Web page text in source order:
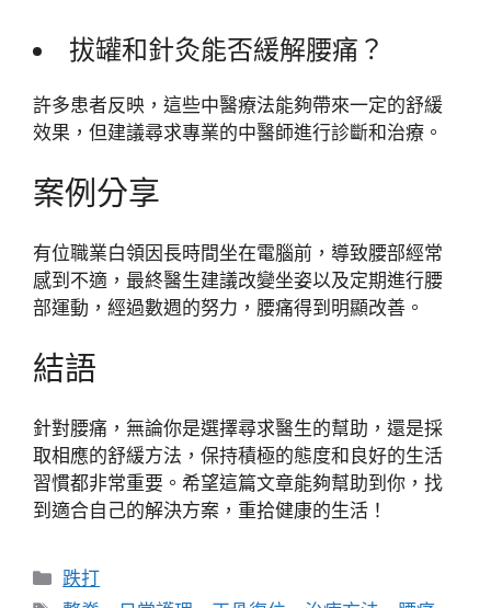
拔罐和針灸能否緩解腰痛？
許多患者反映，這些中醫療法能夠帶來一定的舒緩
效果，但建議尋求專業的中醫師進行診斷和治療。
案例分享
有位職業白領因長時間坐在電腦前，導致腰部經常
感到不適，最終醫生建議改變坐姿以及定期進行腰
部運動，經過數週的努力，腰痛得到明顯改善。
結語
針對腰痛，無論你是選擇尋求醫生的幫助，還是採
取相應的舒緩方法，保持積極的態度和良好的生活
習慣都非常重要。希望這篇文章能夠幫助到你，找
到適合自己的解決方案，重拾健康的生活！
分
類
跌打